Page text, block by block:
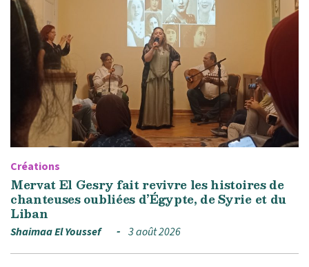
Créations
Mervat El Gesry fait revivre les histoires de
chanteuses oubliées d’Égypte, de Syrie et du
Liban
Shaimaa El Youssef 3 août 2026